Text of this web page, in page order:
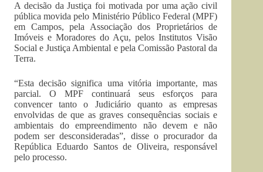
A decisão da Justiça foi motivada por uma ação civil
pública movida pelo Ministério Público Federal (MPF)
em Campos, pela Associação dos Proprietários de
Imóveis e Moradores do Açu, pelos Institutos Visão
Social e Justiça Ambiental e pela Comissão Pastoral da
Terra.
“Esta decisão significa uma vitória importante, mas
parcial. O MPF continuará seus esforços para
convencer tanto o Judiciário quanto as empresas
envolvidas de que as graves consequências sociais e
ambientais do empreendimento não devem e não
podem ser desconsideradas”, disse o procurador da
República Eduardo Santos de Oliveira, responsável
pelo processo.